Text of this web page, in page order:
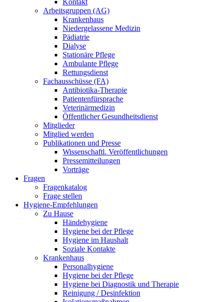
Arbeitsgruppen (AG)
Krankenhaus
Niedergelassene Medizin
Pädiatrie
Dialyse
Stationäre Pflege
Ambulante Pflege
Rettungsdienst
Fachausschüsse (FA)
Antibiotika-Therapie
Patientenfürsprache
Veterinärmedizin
Öffentlicher Gesundheitsdienst
Mitglieder
Mitglied werden
Publikationen und Presse
Wissenschaftl. Veröffentlichungen
Pressemitteilungen
Vorträge
Fragen
Fragenkatalog
Frage stellen
Hygiene-Empfehlungen
Zu Hause
Händehygiene
Hygiene bei der Pflege
Hygiene im Haushalt
Soziale Kontakte
Krankenhaus
Personalhygiene
Hygiene bei der Pflege
Hygiene bei Diagnostik und Therapie
Reinigung / Desinfektion